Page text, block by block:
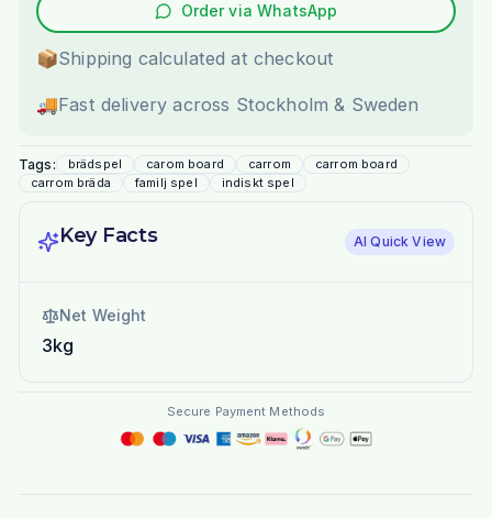
Order via WhatsApp
📦Shipping calculated at checkout
🚚Fast delivery across Stockholm & Sweden
Tags: brädspel carom board carrom
carrom board
carrom bräda
familj spel indiskt spel
Key Facts AI Quick View
Net Weight
3kg
Secure Payment Methods